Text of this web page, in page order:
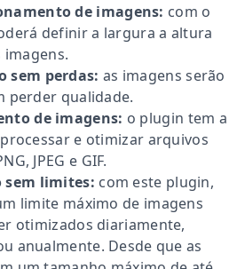
de imagens: com o
definir a largura a altura
imagens.
sem perdas: as imagens serão
perder qualidade.
de imagens: o plugin tem a
e otimizar arquivos
JPEG e GIF.
sem limites: com este plugin,
limite máximo de imagens
otimizados diariamente,
anualmente. Desde que as